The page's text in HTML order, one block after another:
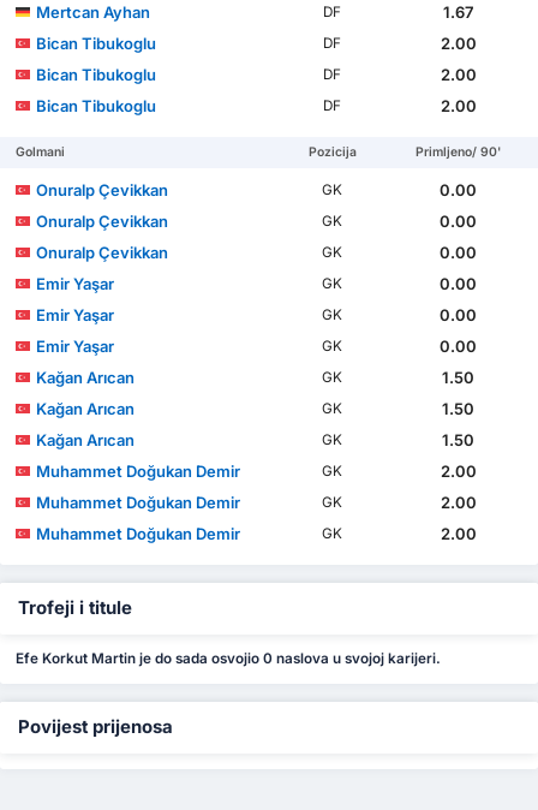
Mertcan Ayhan
DF
1.67
Bican Tibukoglu
DF
2.00
Bican Tibukoglu
DF
2.00
Bican Tibukoglu
DF 2.00
Golmani Pozicija Primljeno/ 90'
Onuralp Çevikkan GK
0.00
Onuralp Çevikkan
GK
0.00
Onuralp Çevikkan
GK
0.00
Emir Yaşar
GK
0.00
Emir Yaşar
GK
0.00
Emir Yaşar
GK
0.00
Kağan Arıcan
GK
1.50
Kağan Arıcan
GK
1.50
Kağan Arıcan
GK
1.50
Muhammet Doğukan Demir
GK
2.00
Muhammet Doğukan Demir
GK
2.00
Muhammet Doğukan Demir
GK 2.00
Trofeji i titule
Efe Korkut Martin je do sada osvojio 0 naslova u svojoj karijeri.
Povijest prijenosa